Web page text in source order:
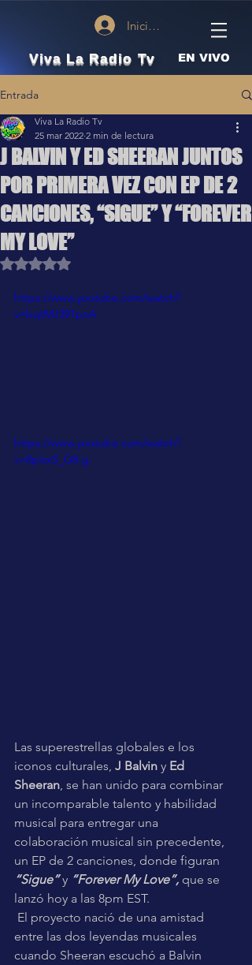
Iniciar sesión
Viva La Radio Tv EN VIVO
Entrada
J BALVIN Y ED SHEERAN JUNTOS
POR PRIMERA VEZ CON EP DE 2
CANCIONES, “SIGUE” Y “FOREVER
MY LOVE”
Viva La Radio Tv
25 mar 2022 2 min de lectura
Obtuvo NaN de 5 estrellas.
https://www.youtube.com/watch?
v=bqtMJ391poA
https://www.youtube.com/watch?
v=8pIzxS_G8-g
Las superestrellas globales e los
iconos culturales, J Balvin y Ed
Sheeran , se han unido para combinar
un incomparable talento y habilidad
musical para entregar una
colaboración musical sin precedente,
un EP de 2 canciones, donde figuran
“Sigue” y “Forever My Love”, que se
lanzó hoy a las 8pm EST.
entre las dos leyendas musicales
cuando Sheeran escuchó a Balvin